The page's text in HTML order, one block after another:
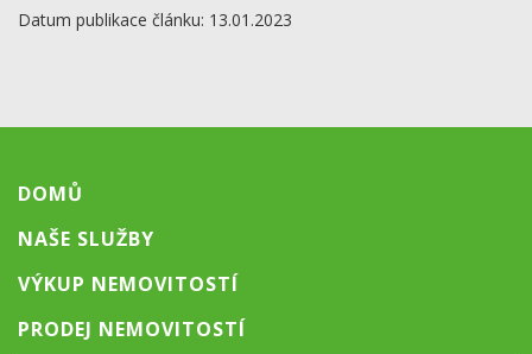
Datum publikace článku: 13.01.2023
DOMŮ
NAŠE SLUŽBY
VÝKUP NEMOVITOSTÍ
PRODEJ NEMOVITOSTÍ